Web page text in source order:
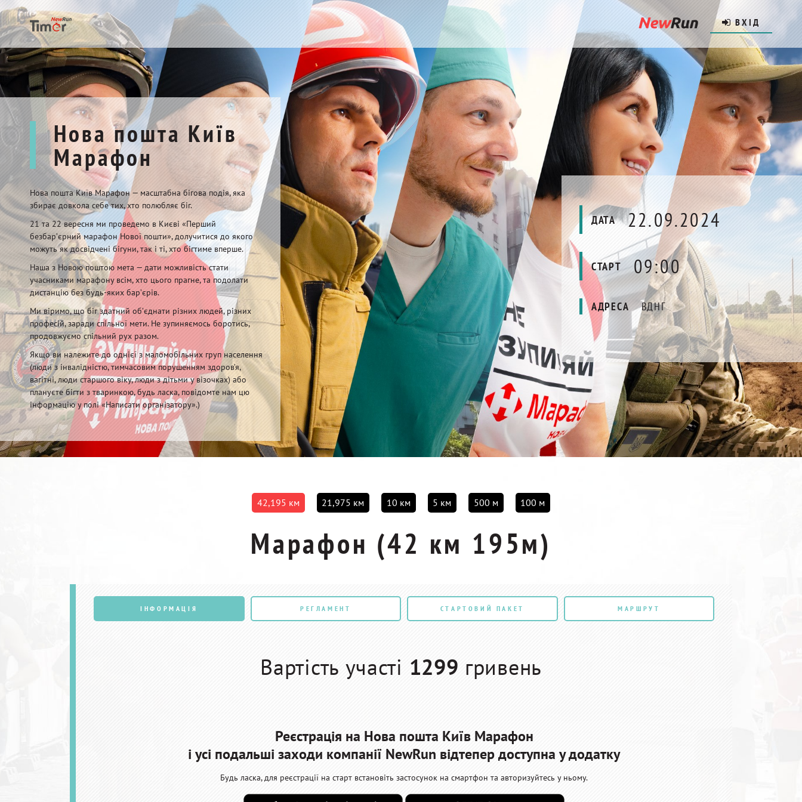
ВХІД
Нова пошта Київ
Марафон
Нова пошта Київ Марафон — масштабна бігова подія, яка
збирає довкола себе тих, хто полюбляє біг.
21 та 22 вересня ми проведемо в Києві «Перший
безбарʼєрний марафон Нової пошти», долучитися до якого
можуть як досвідчені бігуни, так і ті, хто бігтиме вперше.
Наша з Новою поштою мета — дати можливість стати
учасниками марафону всім, хто цього прагне, та подолати
дистанцію без будь-яких барʼєрів.
Ми віримо, що біг здатний обʼєднати різних людей, різних
професій, заради спільної мети. Не зупиняємось боротись,
продовжуємо спільний рух разом.
Якщо ви належите до однієї з маломобільних груп населення
(люди з інвалідністю, тимчасовим порушенням здоров’я,
вагітні, люди старшого віку, люди з дітьми у візочках) або
плануєте бігти з тваринкою, будь ласка, повідомте нам цю
інформацію у полі «Написати організатору».)
ДАТА 22.09.2024
СТАРТ 09:00
АДРЕСА ВДНГ
Марафон (42 км 195м)
ІНФОРМАЦІЯ РЕГЛАМЕНТ СТАРТОВИЙ ПАКЕТ МАРШРУТ
Вартість участі 1299 гривень
Реєстрація на Нова пошта Київ Марафон
і усі подальші заходи компанії NewRun відтепер доступна у додатку
Будь ласка, для реєстрації на старт встановіть застосунок на смартфон та авторизуйтесь у ньому.
42,195 км 21,975 км 10 км 5 км 500 м 100 м